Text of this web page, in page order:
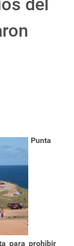
del
Punta
para prohibir